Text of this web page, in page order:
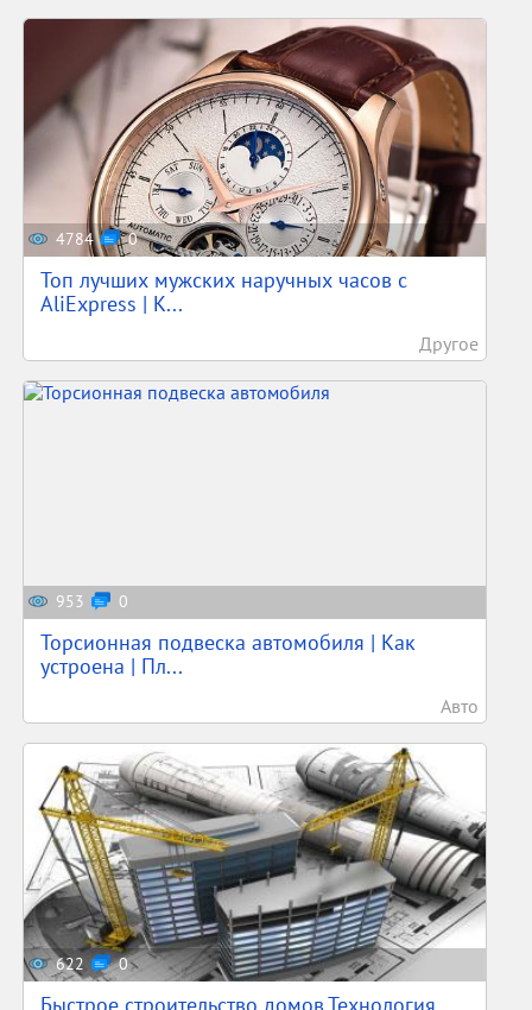
4784 0
Топ лучших мужских наручных часов с
AliExpress | К...
Другое
953 0
Торсионная подвеска автомобиля | Как
устроена | Пл...
Авто
622 0